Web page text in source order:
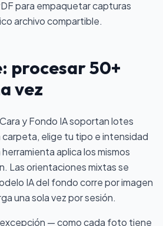
para empaquetar capturas
archivo compartible.
procesar 50+
vez
y Fondo IA soportan lotes
carpeta, elige tu tipo e intensidad
aplica los mismos
Las orientaciones mixtas se
IA del fondo corre por imagen
una sola vez por sesión.
excepción — como cada foto tiene